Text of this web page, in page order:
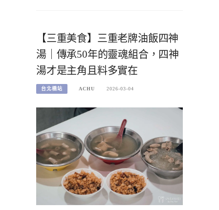
【三重美食】三重老牌油飯四神
湯｜傳承50年的靈魂組合，四神
湯才是主角且料多實在
台北橋站 ACHU 2026-03-04